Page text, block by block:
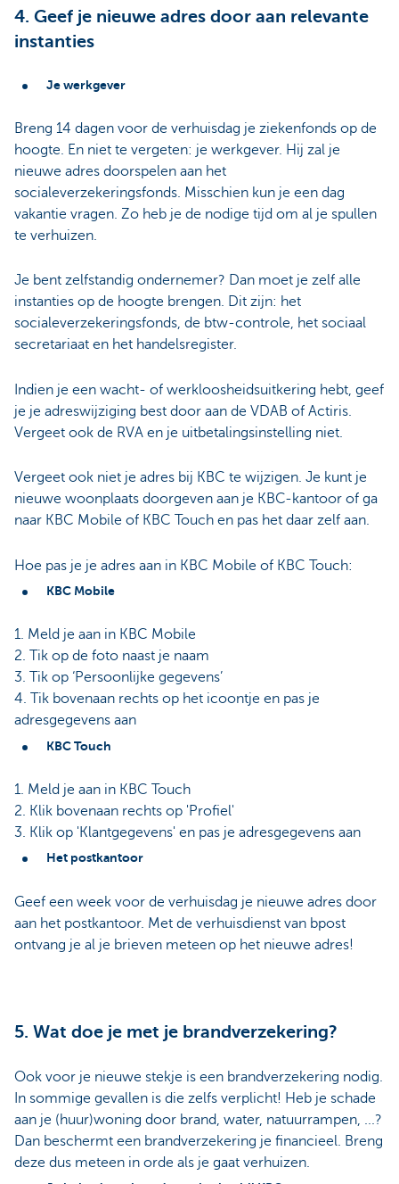
4. Geef je nieuwe adres door aan relevante
instanties
Je werkgever
Breng 14 dagen voor de verhuisdag je ziekenfonds op de
hoogte. En niet te vergeten: je werkgever. Hij zal je
nieuwe adres doorspelen aan het
socialeverzekeringsfonds. Misschien kun je een dag
vakantie vragen. Zo heb je de nodige tijd om al je spullen
te verhuizen.
Je bent zelfstandig ondernemer? Dan moet je zelf alle
instanties op de hoogte brengen. Dit zijn: het
socialeverzekeringsfonds, de btw-controle, het sociaal
secretariaat en het handelsregister.
Indien je een wacht- of werkloosheidsuitkering hebt, geef
je je adreswijziging best door aan de VDAB of Actiris.
Vergeet ook de RVA en je uitbetalingsinstelling niet.
Vergeet ook niet je adres bij KBC te wijzigen. Je kunt je
nieuwe woonplaats doorgeven aan je KBC-kantoor of ga
naar KBC Mobile of KBC Touch en pas het daar zelf aan.
Hoe pas je je adres aan in KBC Mobile of KBC Touch:
KBC Mobile
1. Meld je aan in KBC Mobile
2. Tik op de foto naast je naam
3. Tik op ‘Persoonlijke gegevens’
4. Tik bovenaan rechts op het icoontje en pas je
adresgegevens aan
KBC Touch
1. Meld je aan in KBC Touch
2. Klik bovenaan rechts op 'Profiel'
3. Klik op 'Klantgegevens' en pas je adresgegevens aan
Het postkantoor
Geef een week voor de verhuisdag je nieuwe adres door
aan het postkantoor. Met de verhuisdienst van bpost
ontvang je al je brieven meteen op het nieuwe adres!
5. Wat doe je met je brandverzekering?
Ook voor je nieuwe stekje is een brandverzekering nodig.
In sommige gevallen is die zelfs verplicht! Heb je schade
aan je (huur)woning door brand, water, natuurrampen, ...?
Dan beschermt een brandverzekering je financieel. Breng
deze dus meteen in orde als je gaat verhuizen.